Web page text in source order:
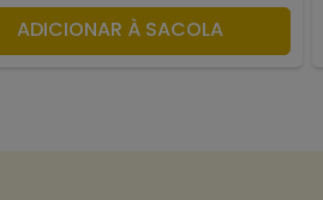
ADICIONAR À SACOLA